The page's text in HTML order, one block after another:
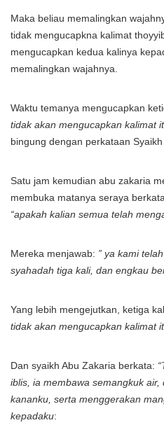
Maka beliau memalingkan
tidak mengucapkna kalimat
mengucapkan kedua kalinya
memalingkan wajahnya.
Waktu temanya mengucapkan
tidak akan mengucapkan kalimat
bingung dengan perkataan Syaikh
Satu jam kemudian abu zakaria
membuka matanya seraya
“apakah kalian semua telah
Mereka menjawab: ” ya kami
syahadah tiga kali, dan engkau
Yang lebih mengejutkan, ketiga
tidak akan mengucapkan kalimat
Dan syaikh Abu Zakaria berkata:
iblis, ia membawa semangkuk
kananku, serta menggerakan
kepadaku: